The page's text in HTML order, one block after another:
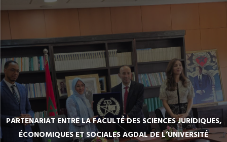
PARTENARIAT ENTRE LA FACULTÉ DES SCIENCES JURIDIQUES,
ÉCONOMIQUES ET SOCIALES AGDAL DE L’UNIVERSITÉ